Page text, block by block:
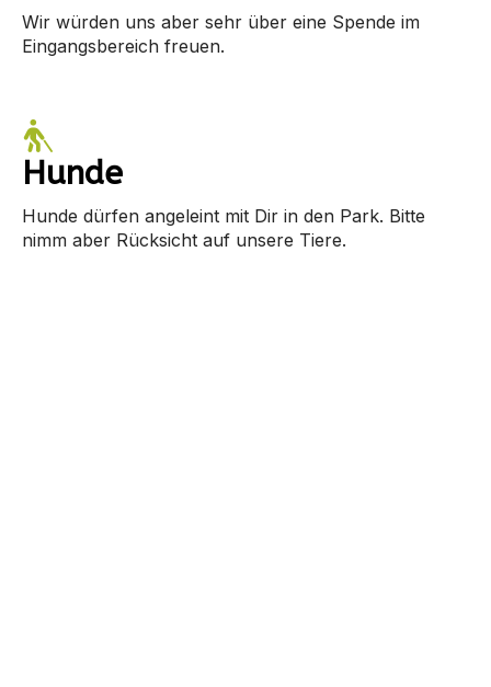
Wir würden uns aber sehr über eine Spende im
Eingangsbereich freuen.
Hunde
Hunde dürfen angeleint mit Dir in den Park. Bitte
nimm aber Rücksicht auf unsere Tiere.